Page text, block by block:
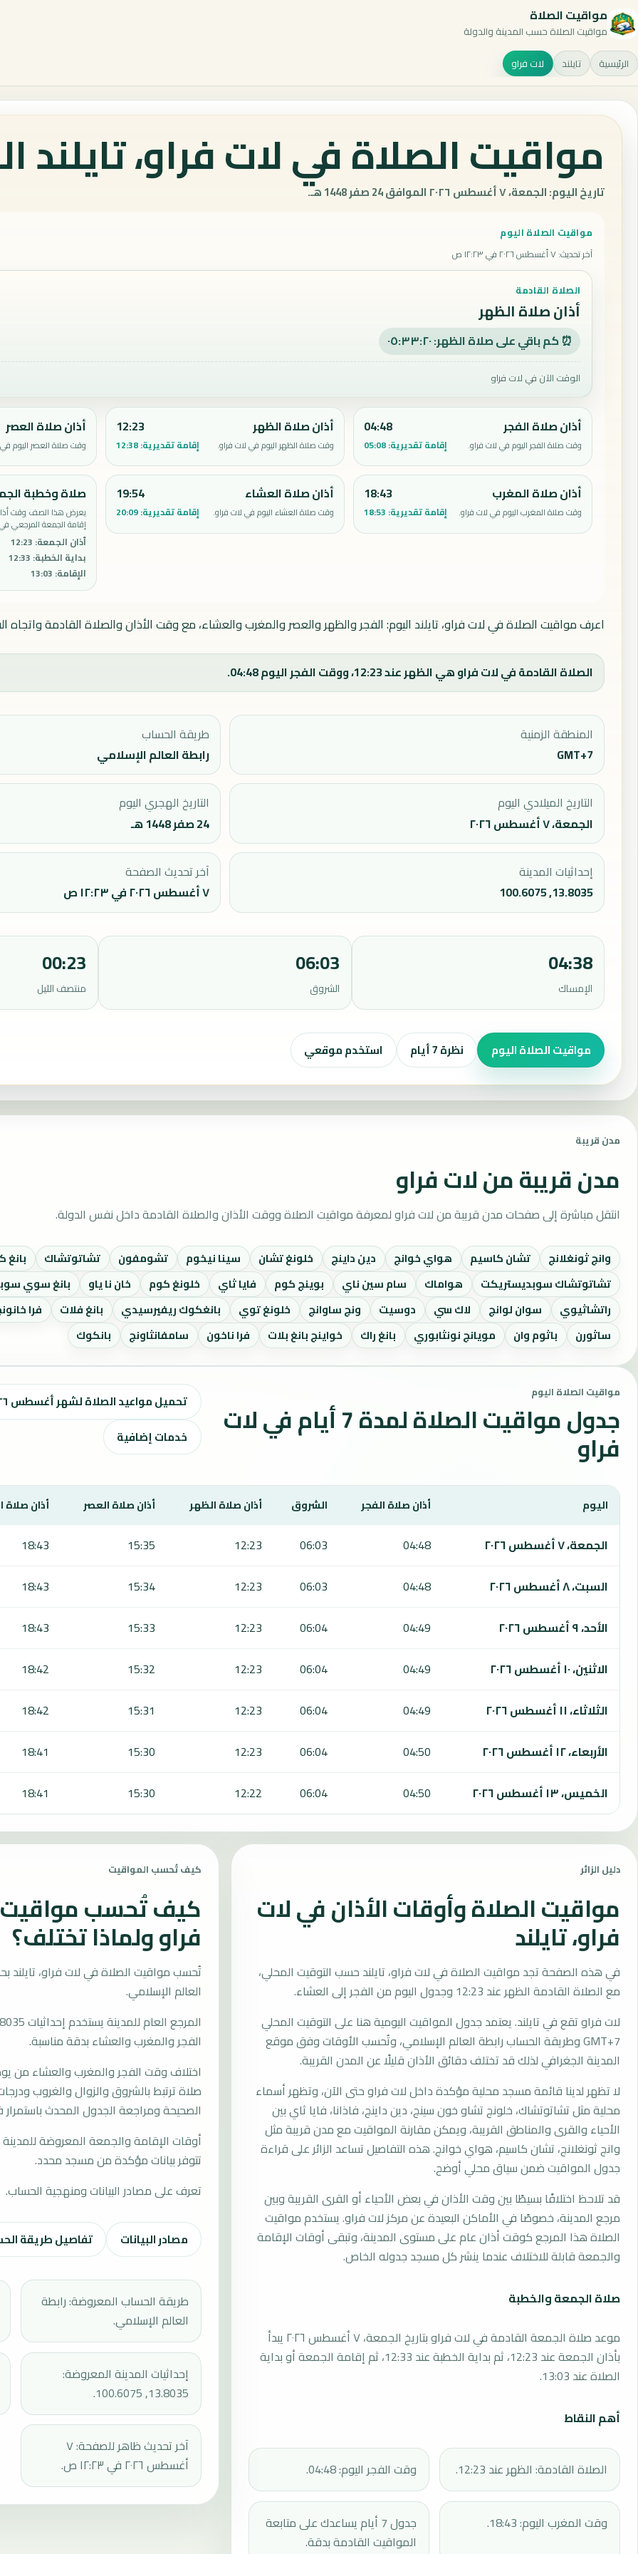
مواقيت الصلاة
مواقيت الصلاة حسب المدينة والدولة
الرئيسية
تايلند لات فراو
مواقيت الصلاة في لات فراو، تايلند
تاريخ اليوم: الجمعة، ٧ أغسطس ٢٠٢٦ الموافق 24 صفر 1448 هـ.
مواقيت الصلاة اليوم
آخر تحديث:٧ أغسطس ٢٠٢٦ في ١٢:٢٣ ص
الصلاة القادمة
أذان صلاة الظهر
⏰ كم باقي على صلاة الظهر: ٠٥:٣٣:١٩
الوقت الآن في لات فراو
أذان صلاة الفجر
وقت صلاة الفجر اليوم في لات فراو.
04:48
إقامة تقديرية:05:08
أذان صلاة الظهر
وقت صلاة الظهر اليوم في لات فراو.
12:23
إقامة تقديرية:12:38
أذان صلاة العصر
وقت صلاة العصر اليوم
أذان صلاة المغرب
وقت صلاة المغرب اليوم في لات فراو.
18:43
إقامة تقديرية: 18:53
أذان صلاة العشاء
وقت صلاة العشاء اليوم في لات فراو.
19:54
إقامة تقديرية:20:09
صلاة وخطبة
يعرض هذا الصف وقت
إقامة الجمعة المرجعي
أذان الجمعة:
12:23
بداية الخطبة:
12:33
الإقامة:
13:03
اعرف مواقيت الصلاة في لات فراو، تايلند اليوم: الفجر والظهر والعصر والمغرب والعشاء، مع وقت الأذان والصلاة القادمة واتجاه
الصلاة القادمة في لات فراو هي الظهر عند 12:23، ووقت الفجر اليوم 04:48.
المنطقة الزمنية
GMT+7
طريقة الحساب
رابطة العالم الإسلامي
التاريخ الميلادي اليوم
الجمعة، ٧ أغسطس ٢٠٢٦
التاريخ الهجري اليوم
24 صفر 1448 هـ
إحداثيات المدينة
13.8035, 100.6075
آخر تحديث الصفحة
٧ أغسطس ٢٠٢٦ في ١٢:٢٣ ص
04:38
الإمساك
06:03
الشروق
00:23
منتصف الليل
مواقيت الصلاة اليوم نظرة 7 أيام استخدم موقعي
مدن قريبة
مدن قريبة من لات فراو
انتقل مباشرة إلى صفحات مدن قريبة من لات فراو لمعرفة مواقيت الصلاة ووقت الأذان والصلاة القادمة داخل نفس الدولة.
وانج ثونغلانج تشان كاسيم هواي خوانج دين داينج خلونغ تشان سينا نيخوم تشومفون تشاتوتشاك
بانغ
تشاتوتشاك سوبديستريكت
هواماك سام سين ناي بوينج كوم فايا ثاي خلونغ كوم خان نا ياو
بانغ سوي
راتشاثيوي
سوان لوانج لاك سي دوسيت ونج ساوانج خلونغ توي بانغكوك ريفيرسيدي بانغ فلات
فرا
ساثورن
باثوم وان مويانج نونثابوري بانغ راك خواينج بانغ بلات فرا ناخون سامفانثاونج بانكوك
مواقيت الصلاة اليوم
جدول مواقيت الصلاة لمدة 7 أيام في لات
فراو
تحميل مواعيد الصلاة لشهر أغسطس ٢٠٢٦ / صفر 1448 هـ
خدمات إضافية
يعرض هذا الجدول مواقيت الصلاة لمدة 7 أيام في لات فراو، بما يشمل الفجر والشروق والظهر والعصر والمغرب والعشاء.
اليوم أذان صلاة الفجر الشروق أذان صلاة الظهر أذان صلاة العصر أذان
الجمعة، ٧ أغسطس ٢٠٢٦ 04:48
06:03
12:23
15:35
18:43
السبت، ٨ أغسطس ٢٠٢٦
04:48
06:03
12:23
15:34
18:43
الأحد، ٩ أغسطس ٢٠٢٦
04:49
06:04
12:23
15:33
18:43
الاثنين، ١٠ أغسطس ٢٠٢٦
04:49
06:04
12:23
15:32
18:42
الثلاثاء، ١١ أغسطس ٢٠٢٦
04:49
06:04
12:23
15:31
18:42
الأربعاء، ١٢ أغسطس ٢٠٢٦
04:50
06:04
12:23
15:30
18:41
الخميس، ١٣ أغسطس ٢٠٢٦
04:50
06:04
12:22
15:30
18:41
دليل الزائر
مواقيت الصلاة وأوقات الأذان في لات
فراو، تايلند
في هذه الصفحة تجد مواقيت الصلاة في لات فراو، تايلند حسب التوقيت المحلي،
مع الصلاة القادمة الظهر عند 12:23 وجدول اليوم من الفجر إلى العشاء.
لات فراو تقع في تايلند. يعتمد جدول المواقيت اليومية هنا على التوقيت المحلي
GMT+7 وطريقة الحساب رابطة العالم الإسلامي، وتُحسب الأوقات وفق موقع
المدينة الجغرافي لذلك قد تختلف دقائق الأذان قليلًا عن المدن القريبة.
لا تظهر لدينا قائمة مسجد محلية مؤكدة داخل لات فراو حتى الآن، وتظهر أسماء
محلية مثل تشاتوتشاك، خلونج تشاو خون سينج، دين داينج، فاذانا، فايا ثاي بين
الأحياء والقرى والمناطق القريبة، ويمكن مقارنة المواقيت مع مدن قريبة مثل
وانج ثونغلانج، تشان كاسيم، هواي خوانج. هذه التفاصيل تساعد الزائر على قراءة
جدول المواقيت ضمن سياق محلي أوضح.
قد تلاحظ اختلافًا بسيطًا بين وقت الأذان في بعض الأحياء أو القرى القريبة وبين
مرجع المدينة، خصوصًا في الأماكن البعيدة عن مركز لات فراو. يستخدم مواقيت
الصلاة هذا المرجع كوقت أذان عام على مستوى المدينة، وتبقى أوقات الإقامة
والجمعة قابلة للاختلاف عندما ينشر كل مسجد جدوله الخاص.
صلاة الجمعة والخطبة
موعد صلاة الجمعة القادمة في لات فراو بتاريخ الجمعة، ٧ أغسطس ٢٠٢٦ يبدأ
بأذان الجمعة عند 12:23، ثم بداية الخطبة عند 12:33، ثم إقامة الجمعة أو بداية
الصلاة عند 13:03.
أهم النقاط
الصلاة القادمة: الظهر عند 12:23. وقت الفجر اليوم: 04:48.
وقت المغرب اليوم: 18:43.
جدول 7 أيام يساعدك على متابعة
المواقيت القادمة بدقة.
كيف تُحسب المواقيت
كيف تُحسب مواقيت
فراو ولماذا تختلف؟
العالم الإسلامي.
الفجر والمغرب والعشاء بدقة مناسبة.
اختلاف وقت الفجر والمغرب والعشاء من
صلاة ترتبط بالشروق والزوال والغروب
الصحيحة ومراجعة الجدول المحدث
أوقات الإقامة والجمعة المعروضة
تتوفر بيانات مؤكدة من مسجد محدد.
تعرف على مصادر البيانات ومنهجية الحساب.
مصادر البيانات تفاصيل طريقة
طريقة الحساب المعروضة: رابطة
العالم الإسلامي.
إحداثيات المدينة المعروضة:
13.8035, 100.6075.
آخر تحديث ظاهر للصفحة: ٧
أغسطس ٢٠٢٦ في ١٢:٢٣ ص.